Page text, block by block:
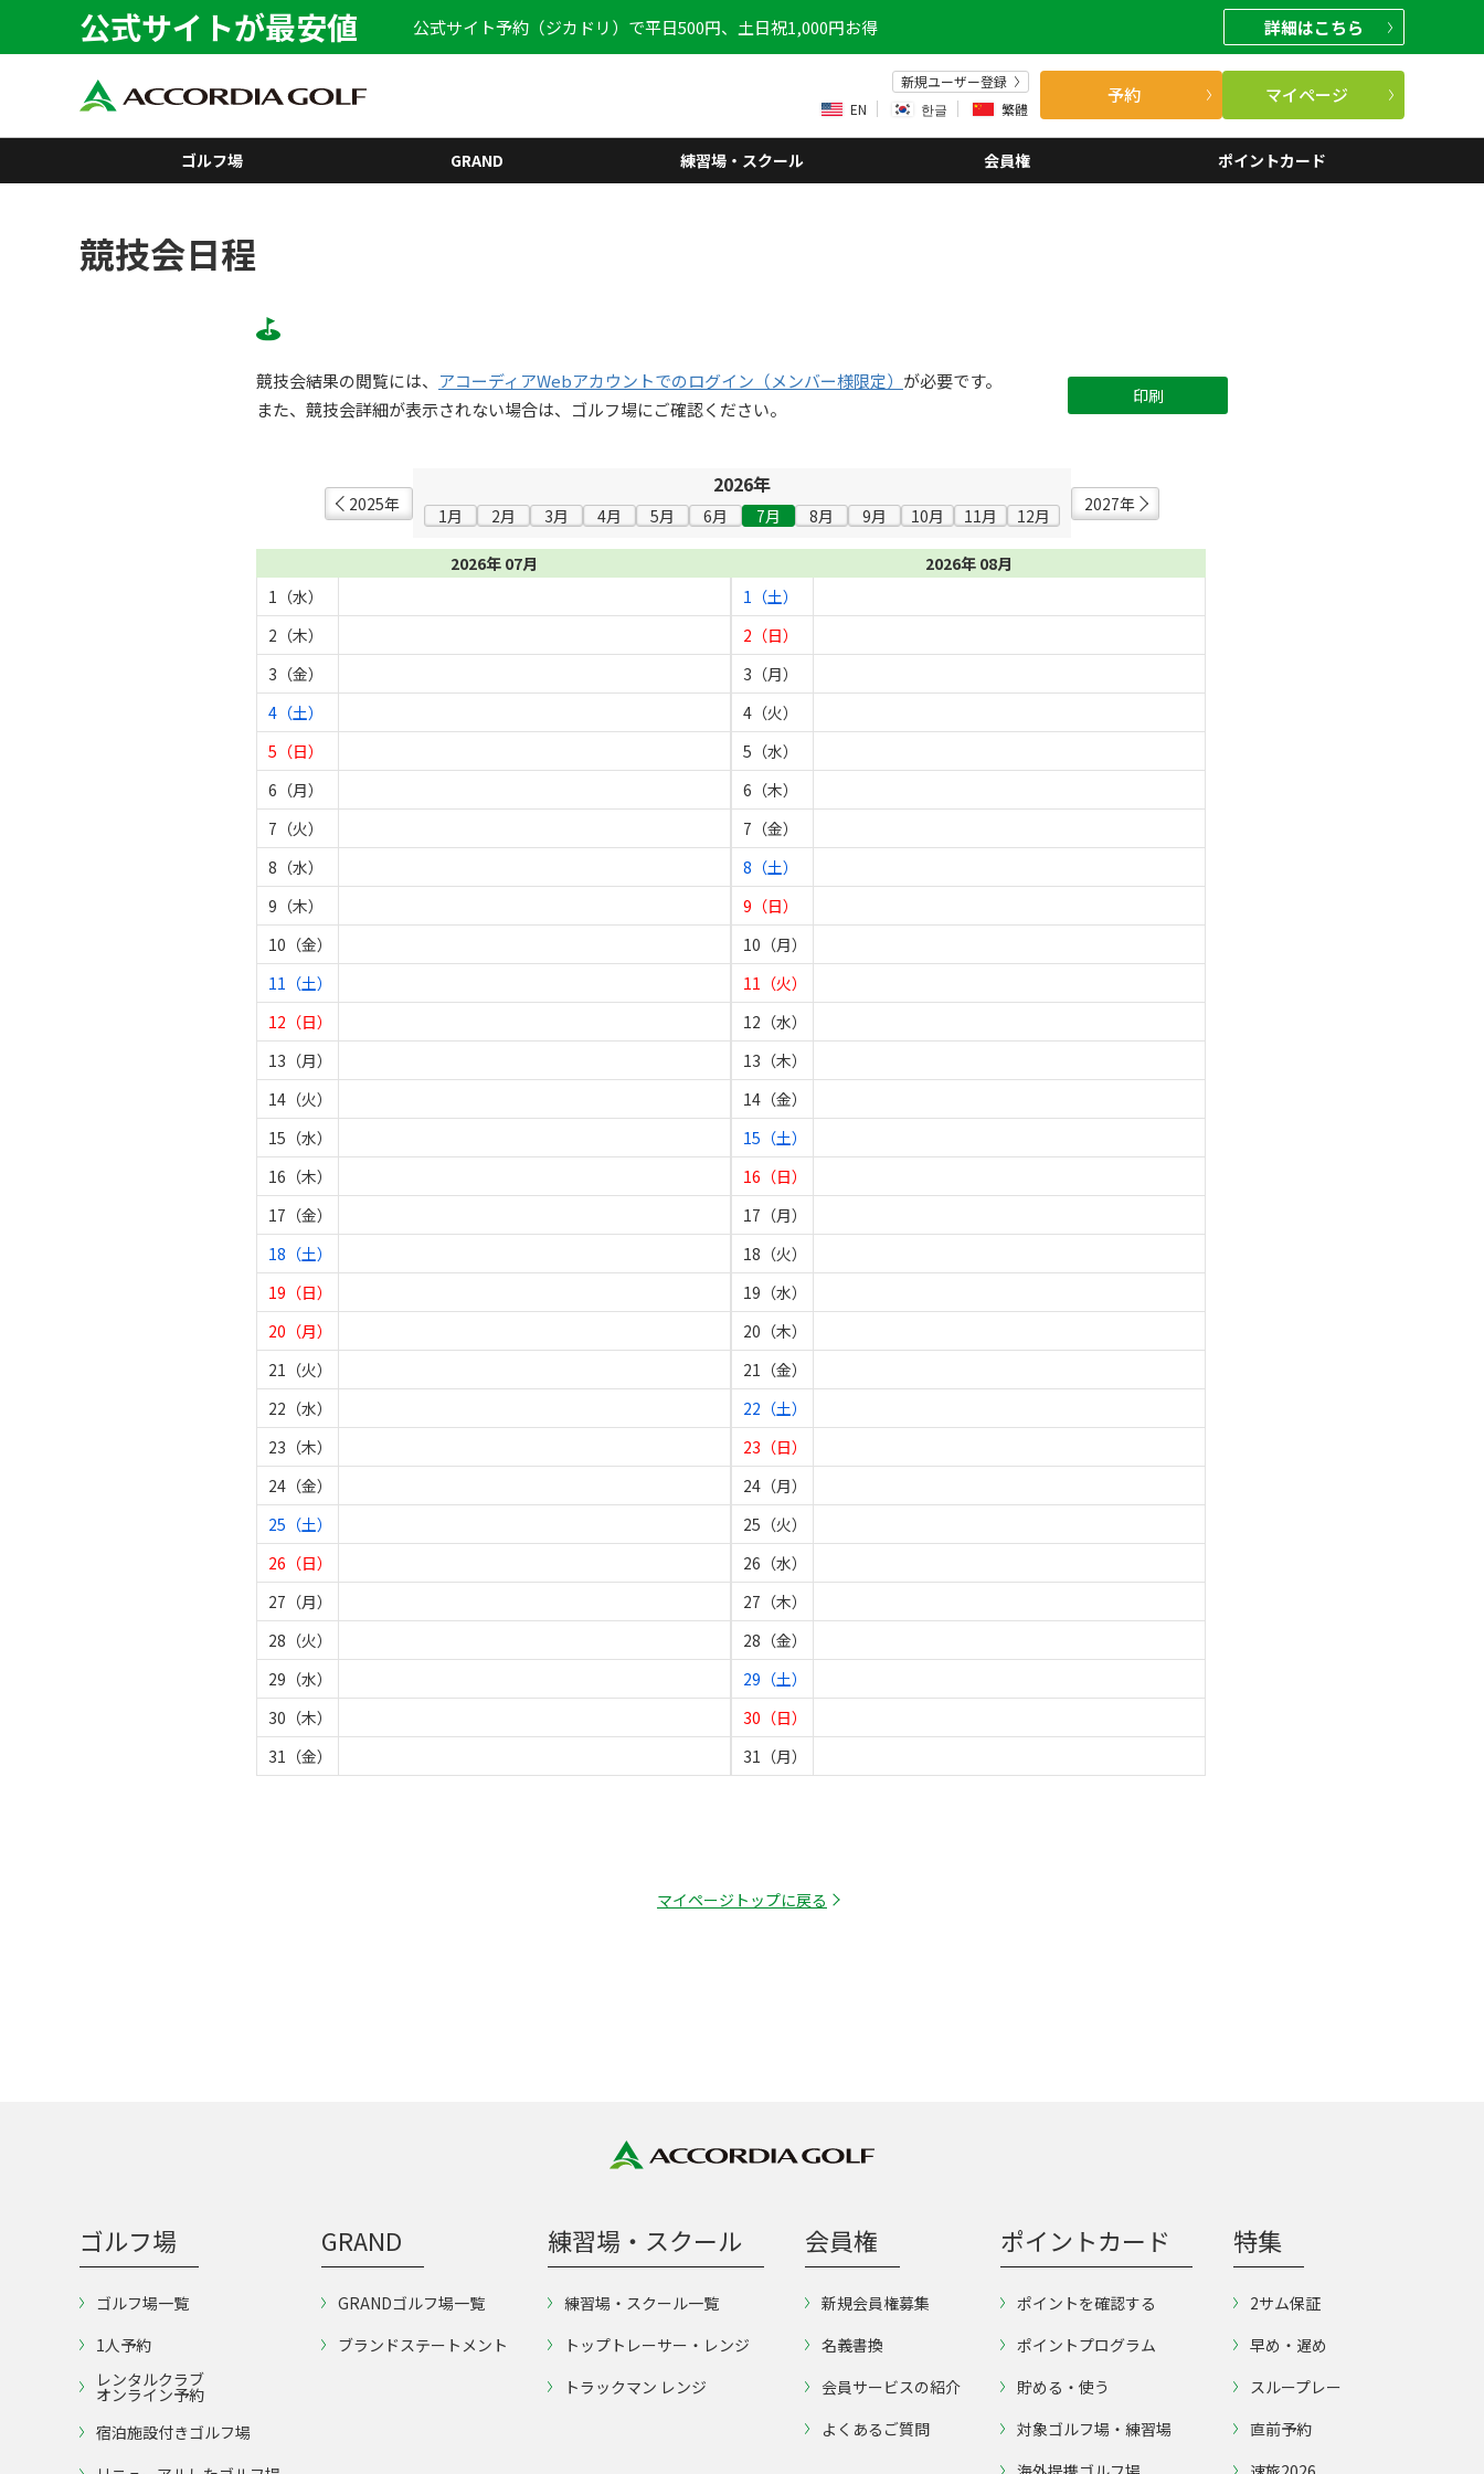
公式サイトが最安値 公式サイト予約（ジカドリ）で平日500円、土日祝1,000円お得 詳細はこちら
新規ユーザー登録
EN
한글 繁體
予約 マイページ
ゴルフ場 GRAND 練習場・スクール 会員権 ポイントカード
競技会日程
競技会結果の閲覧には、 アコーディアWebアカウントでのログイン（メンバー様限定） が必要です。
また、競技会詳細が表示されない場合は、ゴルフ場にご確認ください。
印刷
2025年
2026年
1月 2月 3月 4月 5月 6月 7月 8月 9月 10月 11月 12月
2027年
2026年 07月
1（水）
2（木）
3（金）
4（土）
5（日）
6（月）
7（火）
8（水）
9（木）
10（金）
11（土）
12（日）
13（月）
14（火）
15（水）
16（木）
17（金）
18（土）
19（日）
20（月）
21（火）
22（水）
23（木）
24（金）
25（土）
26（日）
27（月）
28（火）
29（水）
30（木）
31（金）
2026年 08月
1（土）
2（日）
3（月）
4（火）
5（水）
6（木）
7（金）
8（土）
9（日）
10（月）
11（火）
12（水）
13（木）
14（金）
15（土）
16（日）
17（月）
18（火）
19（水）
20（木）
21（金）
22（土）
23（日）
24（月）
25（火）
26（水）
27（木）
28（金）
29（土）
30（日）
31（月）
マイページトップに戻る
ゴルフ場
ゴルフ場一覧
1人予約
レンタルクラブ
オンライン予約
宿泊施設付きゴルフ場
GRAND
GRANDゴルフ場一覧
ブランドステートメント
練習場・スクール
練習場・スクール一覧
トップトレーサー・レンジ
トラックマン レンジ
会員権
新規会員権募集
名義書換
会員サービスの紹介
よくあるご質問
ポイントカード
ポイントを確認する
ポイントプログラム
貯める・使う
対象ゴルフ場・練習場
特集
2サム保証
早め・遅め
スループレー
直前予約